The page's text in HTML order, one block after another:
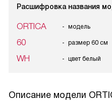
Расшифровка названия
ORTICA модель
60 размер 60 см
WH цвет белый
Описание модели